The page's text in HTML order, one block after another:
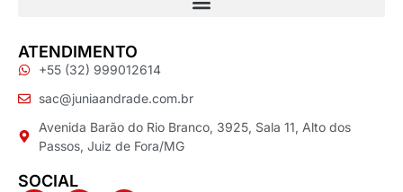
ATENDIMENTO
+55 (32) 999012614
sac@juniaandrade.com.br
Avenida Barão do Rio Branco, 3925, Sala 11, Alto dos
Passos, Juiz de Fora/MG
SOCIAL